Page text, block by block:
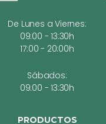
De Lunes a Viernes:
09:00 - 13:30h
17:00 - 20:00h
Sábados:
09:00 - 13:30h
PRODUCTOS